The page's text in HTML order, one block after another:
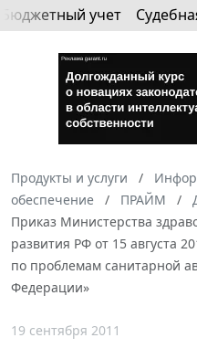
Бюджетный учет
Продукты и услуги
обеспечение
ПРАЙМ
Приказ Министерства
развития РФ от 15 августа
по проблемам санитарной
Федерации»
19 сентября 2011